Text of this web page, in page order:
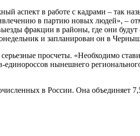
аспект в работе с кадрами – так
в партию новых людей», –
фракции в районы, где они будут
и запланирован он в
просчеты. «Необходимо
нынешнего
в России. Она объединяет